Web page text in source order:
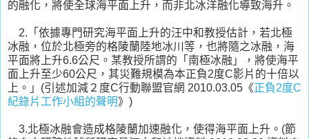
的融化，將使全球海平面上升，而非北冰洋融化導致海升。
2.「依據專門研究海平面上升的汪中和教授估計，若北極
冰融，位於北極旁的格陵蘭陸地冰川等，也將隨之冰融，海
平面將上升6.6公尺。某教授所謂的「南極冰融」，將使海平
面上升至少60公尺，其災難規模為本正負2度C影片的十倍以
上。」(引述加減２度C行動聯盟官網 2010.03.05《正負2度C
紀錄片工作小組的聲明》)
3.北極冰融會造成格陵蘭加速融化，使得海平面上升。(節